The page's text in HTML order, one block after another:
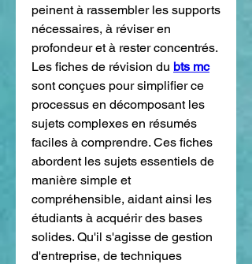
peinent à rassembler les supports
nécessaires, à réviser en
profondeur et à rester concentrés.
Les fiches de révision du bts mc
sont conçues pour simplifier ce
processus en décomposant les
sujets complexes en résumés
faciles à comprendre. Ces fiches
abordent les sujets essentiels de
manière simple et
compréhensible, aidant ainsi les
étudiants à acquérir des bases
solides. Qu'il s'agisse de gestion
d'entreprise, de techniques